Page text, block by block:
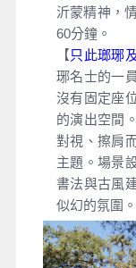
沂蒙精神，
60分鐘。
【只此瑯琊
琊名士的一
沒有固定座
的演出空間
對視、擦肩
主題。場景
書法與古風
似幻的氛圍。